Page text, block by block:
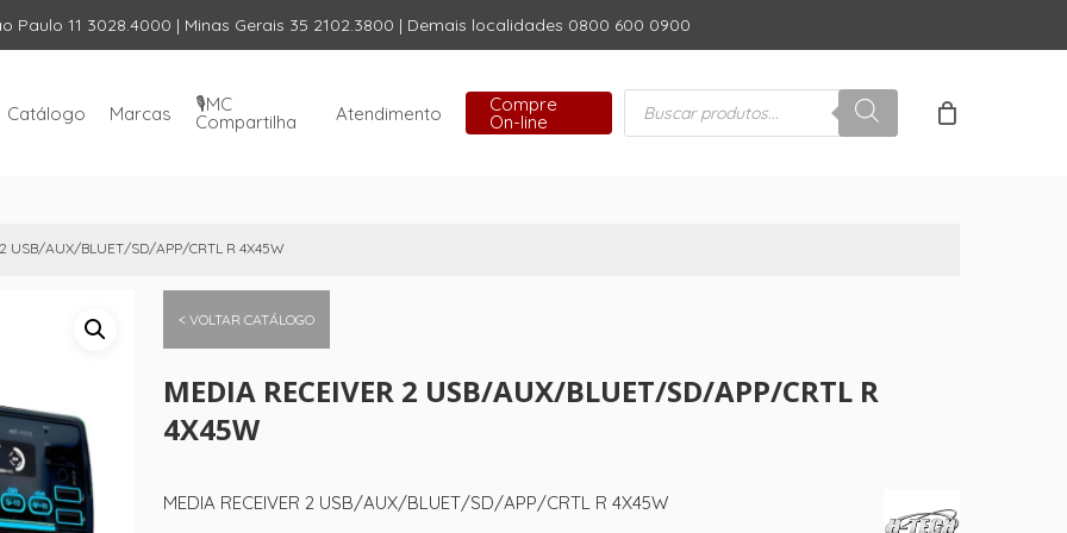
Paulo 11 3028.4000 | Minas Gerais 35 2102.3800 | Demais localidades 0800 600 0900
Catálogo Marcas 🎙️MC
Compartilha Atendimento Compre
On-line
Pesquisar
produtos
Carrinho Close
2 USB/AUX/BLUET/SD/APP/CRTL R 4X45W
< VOLTAR CATÁLOGO
MEDIA RECEIVER 2 USB/AUX/BLUET/SD/APP/CRTL R
4X45W
MEDIA RECEIVER 2 USB/AUX/BLUET/SD/APP/CRTL R 4X45W